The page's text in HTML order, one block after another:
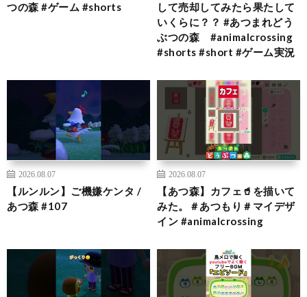
つの森 #ゲーム #shorts
して売却してみたら果たして
いくらに？？ #あつまれどう
ぶつの森 #animalcrossing
#shorts #short #ゲーム実況
2026.08.07
【ルンルン】ご機嫌ケンタ /
あつ森 #107
2026.08.07
【あつ森】カフェ🥤を描いて
みた。＃あつもり＃マイデザ
イン #animalcrossing